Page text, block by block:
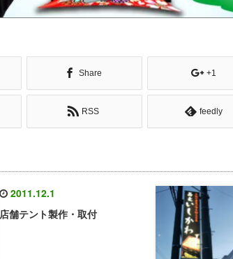
Share +1
RSS feedly
2011.12.1
店舗テント製作・取付